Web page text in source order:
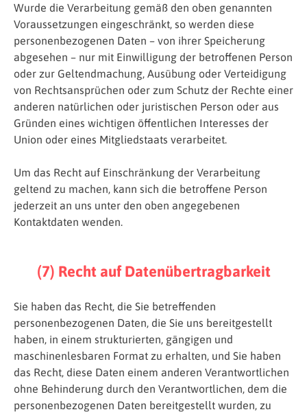
Wurde die Verarbeitung gemäß den oben genannten
Voraussetzungen eingeschränkt, so werden diese
personenbezogenen Daten – von ihrer Speicherung
abgesehen – nur mit Einwilligung der betroffenen Person
oder zur Geltendmachung, Ausübung oder Verteidigung
von Rechtsansprüchen oder zum Schutz der Rechte einer
anderen natürlichen oder juristischen Person oder aus
Gründen eines wichtigen öffentlichen Interesses der
Union oder eines Mitgliedstaats verarbeitet.
Um das Recht auf Einschränkung der Verarbeitung
geltend zu machen, kann sich die betroffene Person
jederzeit an uns unter den oben angegebenen
Kontaktdaten wenden.
(7) Recht auf Datenübertragbarkeit
Sie haben das Recht, die Sie betreffenden
personenbezogenen Daten, die Sie uns bereitgestellt
haben, in einem strukturierten, gängigen und
maschinenlesbaren Format zu erhalten, und Sie haben
das Recht, diese Daten einem anderen Verantwortlichen
ohne Behinderung durch den Verantwortlichen, dem die
personenbezogenen Daten bereitgestellt wurden, zu